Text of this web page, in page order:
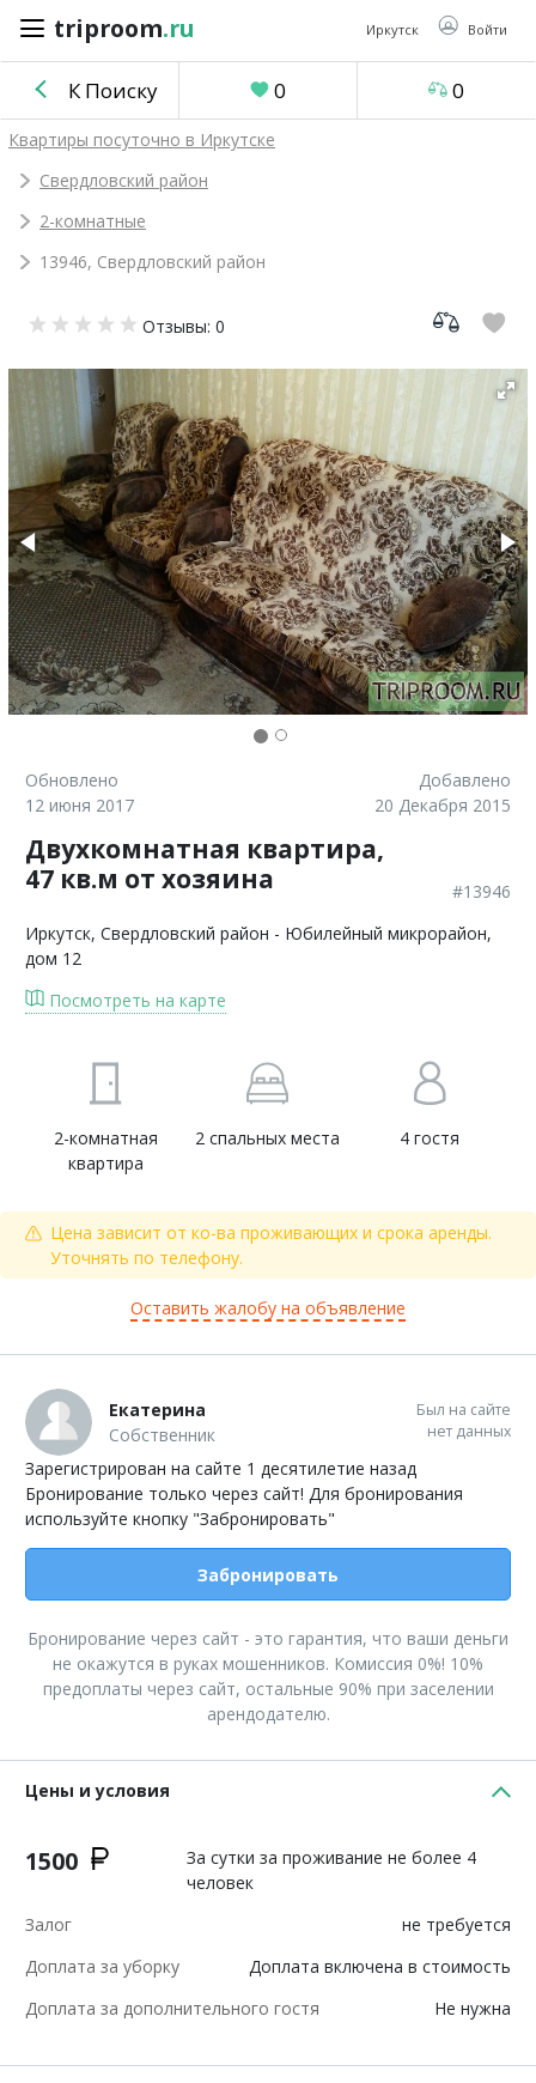
triproom.ru Иркутск Войти
triproom .ru
Российский
Войти / Зарегистрироваться
объявление
Сравнение
К Поиску 0 0
Квартиры посуточно в Иркутске
Свердловский район
2-комнатные
13946, Свердловский район
Отзывы: 0
Обновлено
12 июня 2017
Добавлено
20 Декабря 2015
Двухкомнатная квартира,
47 кв.м от хозяина
#13946
Иркутск, Свердловский район - Юбилейный микрорайон,
дом 12
Посмотреть на карте
2-комнатная
квартира
2 спальных места 4 гостя
Цена зависит от ко-ва проживающих и срока аренды.
Уточнять по телефону.
Оставить жалобу на объявление
Екатерина
Собственник
Был на сайте
нет данных
Зарегистрирован на сайте 1 десятилетие назад
Бронирование только через сайт! Для бронирования
используйте кнопку "Забронировать"
Забронировать
Бронирование через сайт - это гарантия, что ваши деньги
не окажутся в руках мошенников. Комиссия 0%! 10%
предоплаты через сайт, остальные 90% при заселении
арендодателю.
Цены и условия
1500
За сутки за проживание не более 4
человек
Залог
не требуется
Доплата за уборку
Доплата включена в стоимость
Доплата за дополнительного гостя
Не нужна